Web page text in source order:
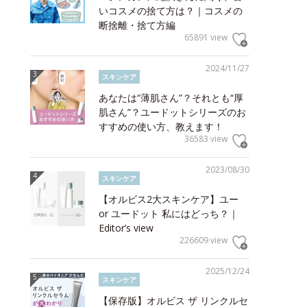
いコスメの捨て方は？｜コスメの
断捨離・捨て方編
65891 view
2024/11/27
スキンケア
あなたは“薄肌さん”？それとも“厚
肌さん”？ユードットシリーズのお
すすめの使い方、教えます！
36583 view
2023/08/30
スキンケア
【オルビス2大スキンケア】ユー
or ユードット 私にはどっち？｜
Editor’s view
226609 view
2025/12/24
スキンケア
【保存版】オルビス ザ リンクルセ